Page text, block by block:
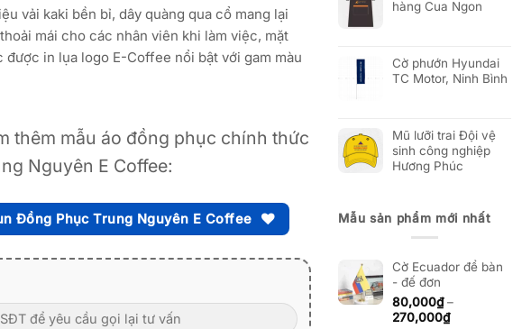
vải kaki bền bỉ, dây quàng qua cổ mang lại
mái cho các nhân viên khi làm việc, mặt
được in lụa logo E-Coffee nổi bật với gam màu
thêm mẫu áo đồng phục chính thức
Nguyên E Coffee:
Đồng Phục Trung Nguyên E Coffee
đến
hàng Cua Ngon
Cờ phướn Hyundai
TC Motor, Ninh Bình
Mũ lưỡi trai Đội vệ
sinh công nghiệp
Hương Phúc
Mẫu sản phẩm mới nhất
Cờ Ecuador để bàn
- đế đơn
80,000₫ –
270,000₫Khoảng